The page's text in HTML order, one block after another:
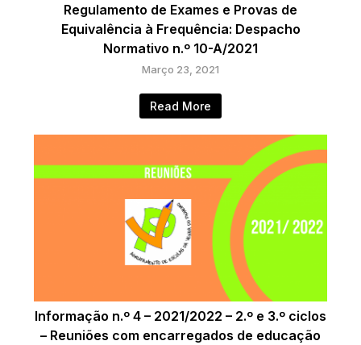
Regulamento de Exames e Provas de
Equivalência à Frequência: Despacho
Normativo n.º 10-A/2021
Março 23, 2021
Read More
Informação n.º 4 – 2021/2022 – 2.º e 3.º ciclos
– Reuniões com encarregados de educação